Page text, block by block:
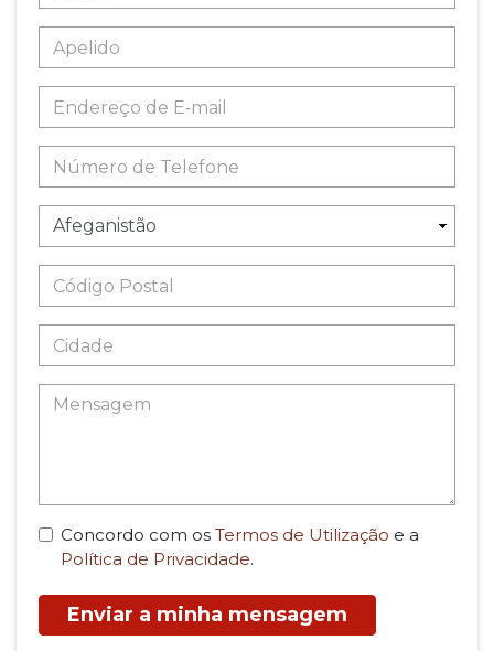
Concordo com os Termos de Utilização e a
Política de Privacidade.
Enviar a minha mensagem